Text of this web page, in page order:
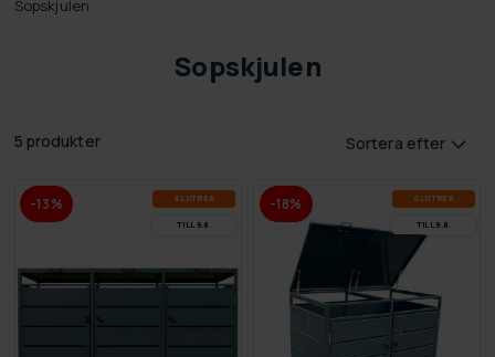
Sopskjulen
Sopskjulen
5 produkter Sortera efter
-13% SLUT­REA
TILL 9.8.
-18% SLUT­REA
TILL 9.8.